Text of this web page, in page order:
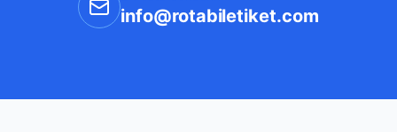
info@rotabiletiket.com